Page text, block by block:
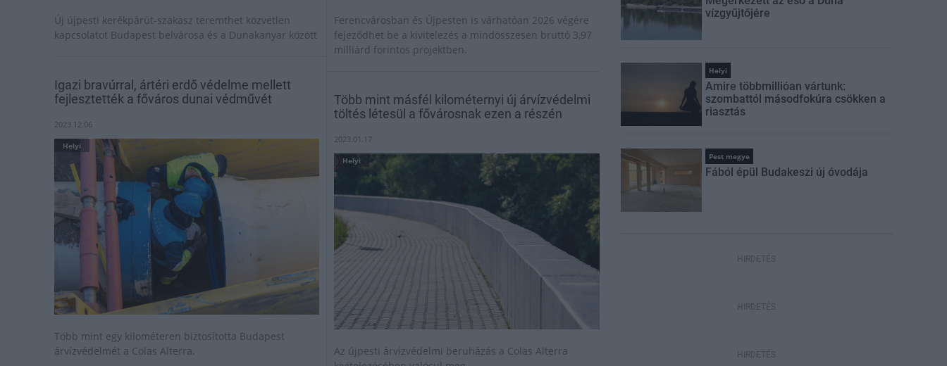
Új újpesti kerékpárút-szakasz teremthet közvetlen
kapcsolatot Budapest belvárosa és a Dunakanyar között
Igazi bravúrral, ártéri erdő védelme mellett
fejlesztették a főváros dunai védművét
2023.12.06
Helyi
Több mint egy kilométeren biztosította Budapest
árvízvédelmét a Colas Alterra.
Ferencvárosban és Újpesten is várhatóan 2026 végére
fejeződhet be a kivitelezés a mindösszesen bruttó 3,97
milliárd forintos projektben.
Több mint másfél kilométernyi új árvízvédelmi
töltés létesül a fővárosnak ezen a részén
2023.01.17
Helyi
Az újpesti árvízvédelmi beruházás a Colas Alterra
vízgyűjtőjére
Helyi
Amire többmillióan vártunk:
szombattól másodfokúra csökken a
riasztás
Pest megye
Fából épül Budakeszi új óvodája
HIRDETÉS
HIRDETÉS
HIRDETÉS